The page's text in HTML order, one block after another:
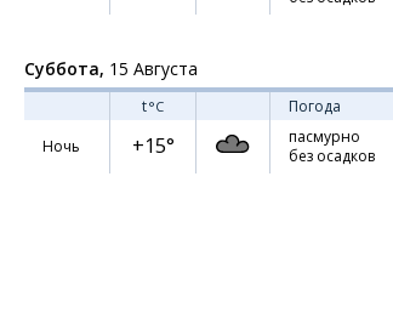
Суббота, 15 Августа
t°C Погода
Ночь
+15°
пасмурно
без осадков